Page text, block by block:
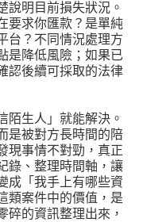
說明目前損失狀況。
要求你匯款？是單純
台？不同情況處理方
是降低風險；如果已
認後續可採取的法律
陌生人」就能解決。
是被對方長時間的陪
現事情不對勁，真正
錄、整理時間軸，讓
成「我手上有哪些資
類案件中的價值，是
碎的資訊整理出來，